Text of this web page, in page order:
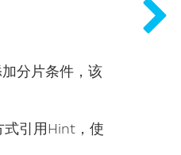
分片条件，该
式引用Hint，使